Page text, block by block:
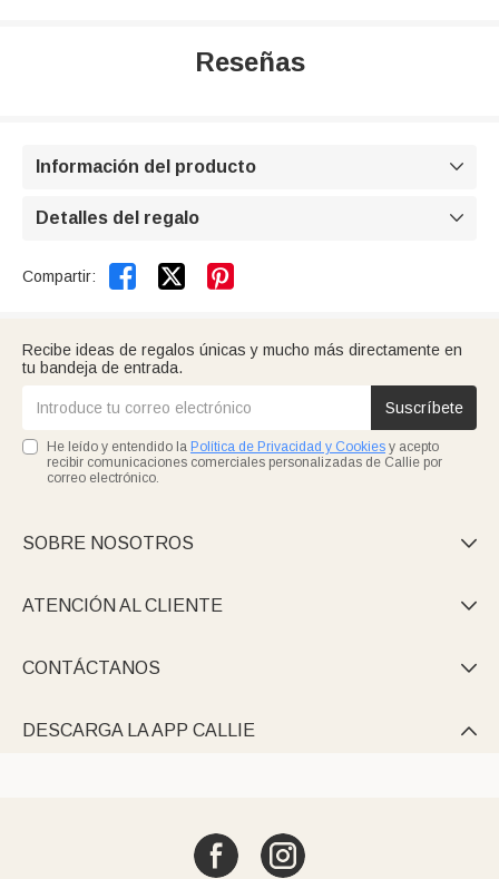
Reseñas
Información del producto 
Detalles del regalo 
Compartir:  
Recibe ideas de regalos únicas y mucho más directamente en
tu bandeja de entrada.
Suscríbete
He leído y entendido la Política de Privacidad y Cookies y acepto
recibir comunicaciones comerciales personalizadas de Callie por
correo electrónico.
SOBRE NOSOTROS 
ATENCIÓN AL CLIENTE 
CONTÁCTANOS 
DESCARGA LA APP CALLIE 